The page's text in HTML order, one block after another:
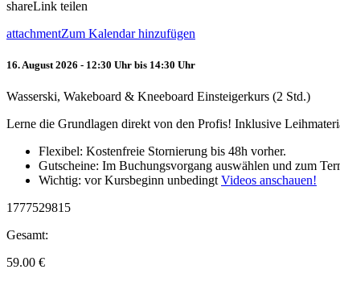
shareLink teilen
attachmentZum Kalendar hinzufügen
16. August 2026 - 12:30 Uhr bis 14:30 Uhr
Wasserski, Wakeboard & Kneeboard Einsteigerkurs (2 Std.)
Lerne die Grundlagen direkt von den Profis! Inklusive
Flexibel: Kostenfreie Stornierung bis 48h vorher.
Gutscheine: Im Buchungsvorgang auswählen und zum
Wichtig: vor Kursbeginn unbedingt Videos anschauen!
1777529815
Gesamt:
59.00 €